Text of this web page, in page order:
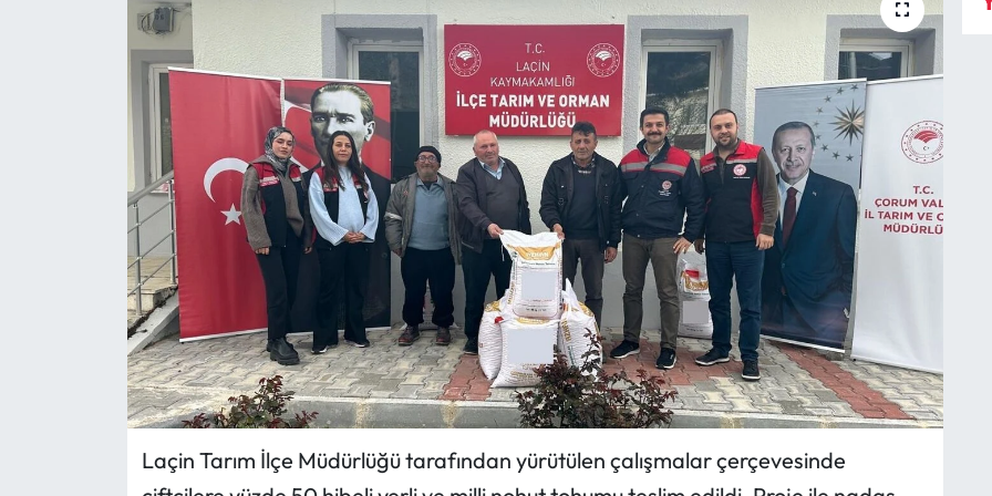
Laçin Tarım İlçe Müdürlüğü tarafından yürütülen çalışmalar çerçevesinde
İskilip Haberleri
Kargı Haberleri
Kimdir?
Kültür Sanat
Laçin Haberleri